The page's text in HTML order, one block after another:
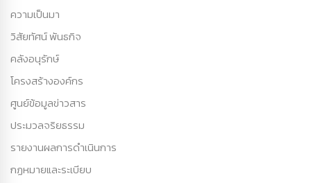
ความเป็นมา
วิสัยทัศน์ พันธกิจ
คลังอนุรักษ์
โครงสร้างองค์กร
ศูนย์ข้อมูลข่าวสาร
ประมวลจริยธรรม
รายงานผลการดำเนินการ
กฏหมายและระเบียบ